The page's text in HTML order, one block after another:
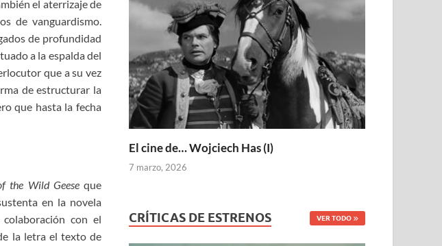
el aterrizaje de
de vanguardismo.
de profundidad
a la espalda del
que a su vez
de estructurar la
que hasta la fecha
the Wild Geeseque
en la novela
con el
la letra el texto de
El cine de… Wojciech Has (I)
7 marzo, 2026
CRÍTICAS DE ESTRENOS VER TODO